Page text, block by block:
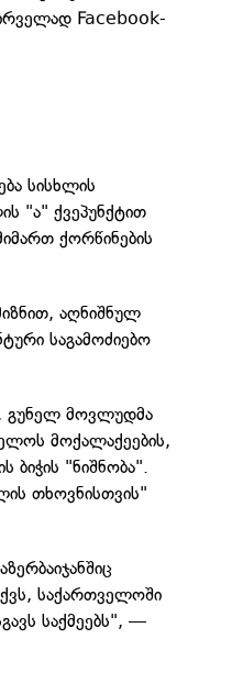
Facebook-
სისხლის
"ა" ქვეპუნქტით
ქორწინების
აღნიშნულ
საგამოძიებო
გუნელ მოვლუდმა
მოქალაქეების,
ბიჭის "ნიშნობა".
თხოვნისთვის"
საქართველოში
საქმეებს", —